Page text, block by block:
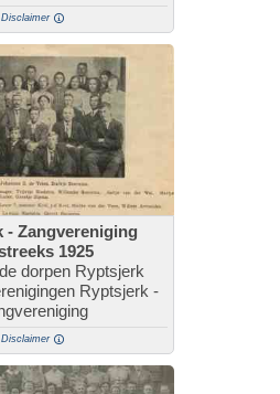
Disclaimer
- Zangvereniging
1925
dorpen Ryptsjerk
Ryptsjerk -
Disclaimer